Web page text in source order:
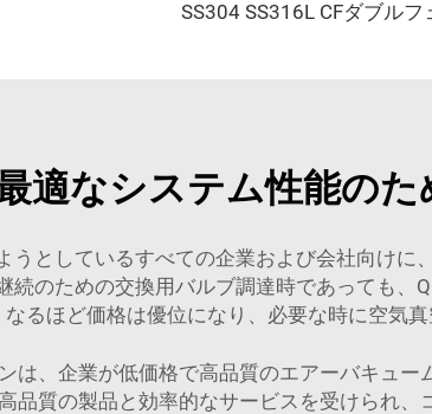
適なシステム性能の
うとしているすべての企業および会社向け
続のための交換用バルブ調達時であっても
なるほど価格は優位になり、必要な時に空気
は、企業が低価格で高品質のエアーバキュ
品質の製品と効率的なサービスを受けられ